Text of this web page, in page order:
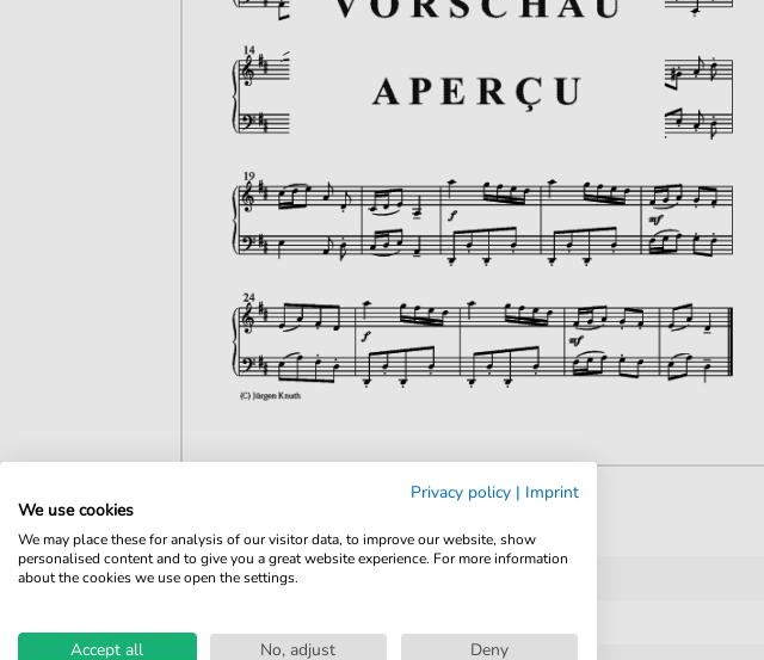
Details
Produktnummer:
Privacy policy | Imprint
We use cookies
We may place these for analysis of our visitor data, to improve our website, show
personalised content and to give you a great website experience. For more information
about the cookies we use open the settings.
Accept all No, adjust Deny